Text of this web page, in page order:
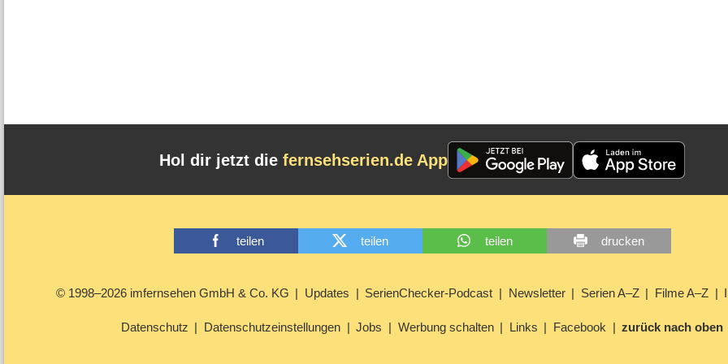
Hol dir jetzt die fernsehserien.de App
teilen teilen teilen drucken
© 1998–2026 imfernsehen GmbH & Co. KG Updates SerienChecker-Podcast Newsletter Serien A–Z Filme A–Z
Datenschutz Datenschutzeinstellungen Jobs Werbung schalten Links Facebook zurück nach oben